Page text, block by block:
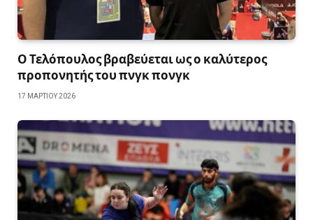
Ο Τελόπουλος βραβεύεται ως ο καλύτερος
προπονητής του πνγκ πονγκ
17 ΜΑΡΤΊΟΥ 2026